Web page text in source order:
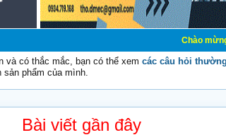
Chào mừng các bạn
và có thắc mắc, bạn có thể xem các câu hỏi
sản phẩm của mình.
Bài viết gần đây